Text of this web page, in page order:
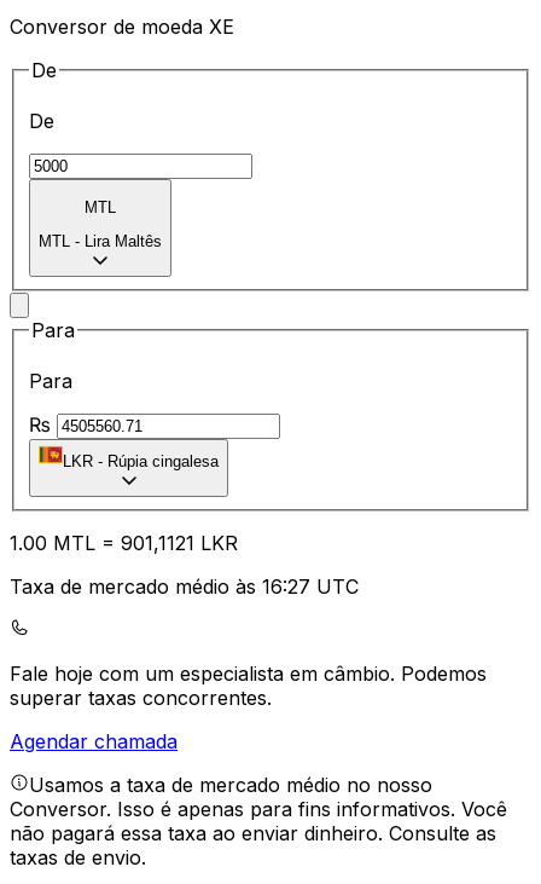
Conversor de moeda XE
De
De
MTL
MTL - Lira Maltês
Para
Para
₨
LKR - Rúpia cingalesa
1.00 MTL = 901,1121 LKR
Taxa de mercado médio às 16:27 UTC
Fale hoje com um especialista em câmbio. Podemos
superar taxas concorrentes.
Agendar chamada
Usamos a taxa de mercado médio no nosso
Conversor. Isso é apenas para fins informativos. Você
não pagará essa taxa ao enviar dinheiro. Consulte as
taxas de envio.